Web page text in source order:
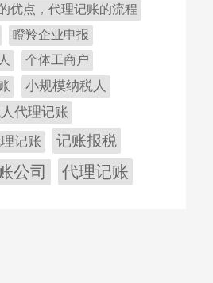
优点，代理记账的流程
瞪羚企业申报
个体工商户
小规模纳税人
代理记账
记账
记账报税
公司 代理记账